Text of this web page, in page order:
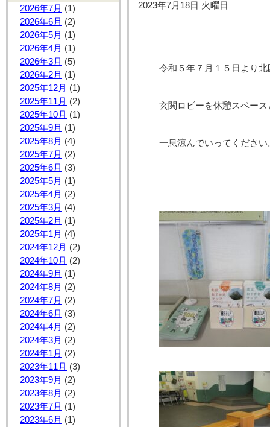
2026年7月 (1)
2026年6月 (2)
2026年5月 (1)
2026年4月 (1)
2026年3月 (5)
2026年2月 (1)
2025年12月 (1)
2025年11月 (2)
2025年10月 (1)
2025年9月 (1)
2025年8月 (4)
2025年7月 (2)
2025年6月 (3)
2025年5月 (1)
2025年4月 (2)
2025年3月 (4)
2025年2月 (1)
2025年1月 (4)
2024年12月 (2)
2024年10月 (2)
2024年9月 (1)
2024年8月 (2)
2024年7月 (2)
2024年6月 (3)
2024年4月 (2)
2024年3月 (2)
2024年1月 (2)
2023年11月 (3)
2023年9月 (2)
2023年8月 (2)
2023年7月 (1)
2023年6月 (1)
2023年7月18日 火曜日
令和５年７月１５日より
玄関ロビーを休憩スペー
一息涼んでいってください